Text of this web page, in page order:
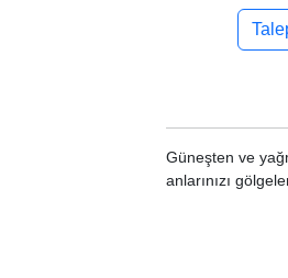
Güneşten ve
anlarınızı